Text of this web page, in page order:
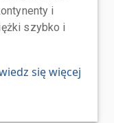
i
szybko i
się więcej